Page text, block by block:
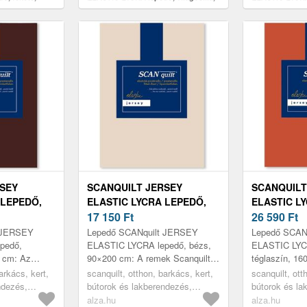
160×200 cm
180×200 cm
CM
cm: Az
kert,
SCANQUILT JERSEY
ELASTIC LYCRA LEPEDŐ,
BÉZS, 90×200 CM
17 150 Ft
Lepedő SCANquilt JERSEY
ELASTIC LYCRA lepedő, bézs,
90×200 cm: A remek Scanquilt
lepedő nem csak védelmet nyújt
a matracnak, de tökéletes
éjszakai ...
scanquilt, otthon, barkács, kert,
bútorok és lakberendezés,
lakástextil, ágyneműhuzatok,
alza.hu
ELASTIC
26 590 Ft
Lepedő
ELASTIC
téglaszín,
designos
csak a
biztosítja, de
scanquilt,
bútorok és
lakástextil,
alza.hu